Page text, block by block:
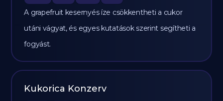
A grapefruit kesernyés íze csökkentheti a cukor
utáni vágyat, és egyes kutatások szerint segítheti a
fogyást.
Kukorica Konzerv